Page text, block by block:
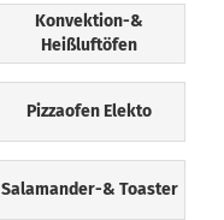
Konvektion-&
Heißluftöfen
Pizzaofen Elekto
Salamander-& Toaster